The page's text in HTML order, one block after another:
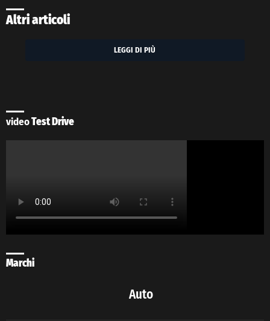
Altri articoli
LEGGI DI PIÙ
videoTest Drive
Marchi
Auto